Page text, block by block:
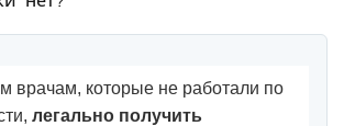
врачам, которые не работали по
легально получить